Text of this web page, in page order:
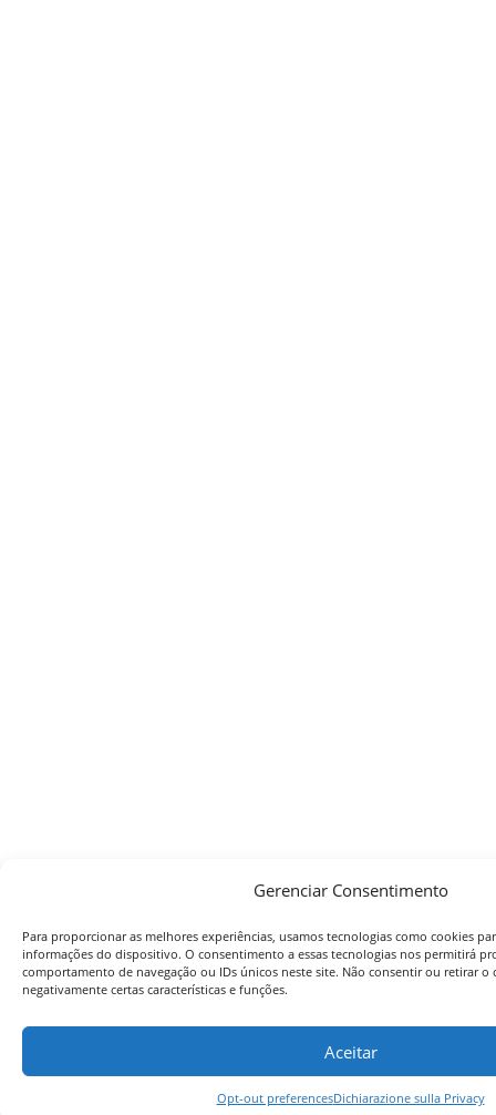
Gerenciar Consentimento
Para proporcionar as melhores experiências, usamos tecnologias como cookies
informações do dispositivo. O consentimento a essas tecnologias nos permitirá
comportamento de navegação ou IDs únicos neste site. Não consentir ou retirar
negativamente certas características e funções.
Aceitar
Opt-out preferencesDichiarazione sulla Privacy